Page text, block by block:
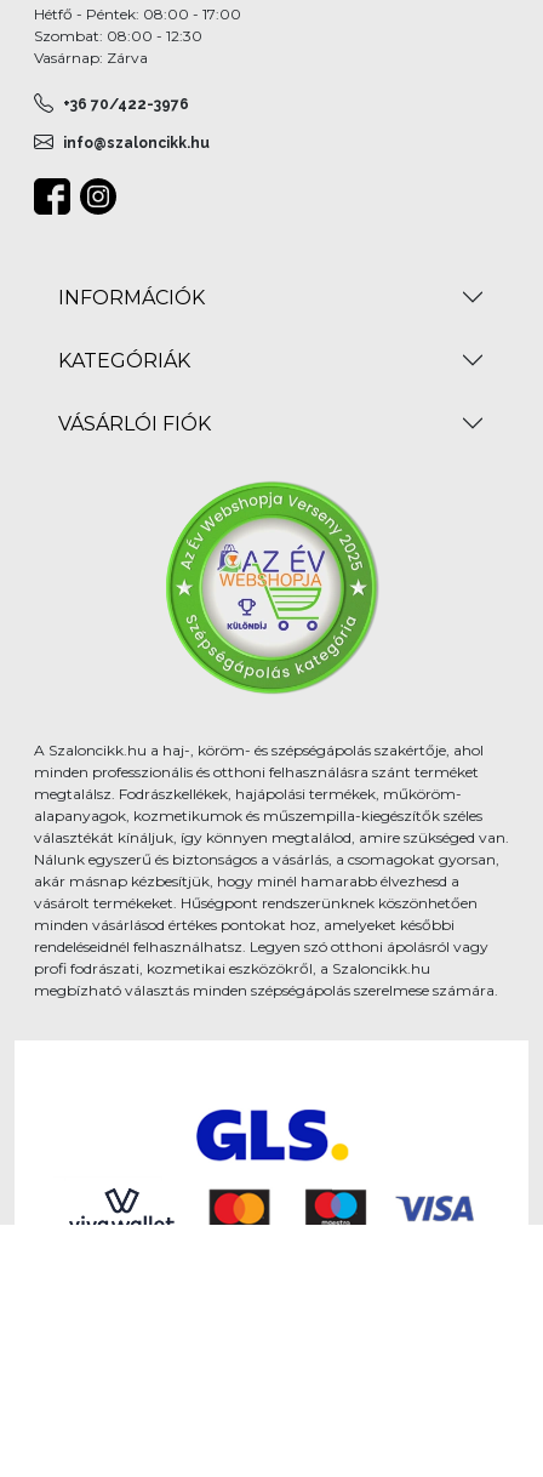
Hétfő - Péntek: 08:00 - 17:00
Szombat: 08:00 - 12:30
Vasárnap: Zárva
+36 70/422-3976
info@szaloncikk.hu
INFORMÁCIÓK
KATEGÓRIÁK
VÁSÁRLÓI FIÓK
A Szaloncikk.hu a haj-, köröm- és szépségápolás szakértője, ahol
minden professzionális és otthoni felhasználásra szánt terméket
megtalálsz. Fodrászkellékek, hajápolási termékek, műköröm-
alapanyagok, kozmetikumok és műszempilla-kiegészítők széles
választékát kínáljuk, így könnyen megtalálod, amire szükséged van.
Nálunk egyszerű és biztonságos a vásárlás, a csomagokat gyorsan,
akár másnap kézbesítjük, hogy minél hamarabb élvezhesd a
vásárolt termékeket. Hűségpont rendszerünknek köszönhetően
minden vásárlásod értékes pontokat hoz, amelyeket későbbi
rendeléseidnél felhasználhatsz. Legyen szó otthoni ápolásról vagy
profi fodrászati, kozmetikai eszközökről, a Szaloncikk.hu
megbízható választás minden szépségápolás szerelmese számára.